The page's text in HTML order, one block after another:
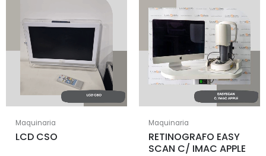
Maquinaria
LCD CSO
Maquinaria
RETINOGRAFO EASY
SCAN C/ IMAC APPLE